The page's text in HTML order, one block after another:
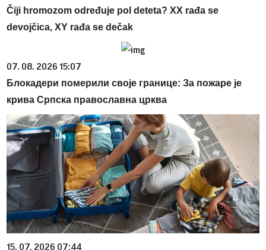
Čiji hromozom određuje pol deteta? XX rađa se
devojčica, XY rađa se dečak
07. 08. 2026 15:07
Блокадери померили своје границе: За пожаре је
крива Српска православна црква
15. 07. 2026 07:44